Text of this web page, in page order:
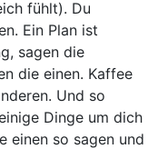
fühlt). Du
Ein Plan ist
sagen die
die einen. Kaffee
Und so
Dinge um dich
einen so sagen und